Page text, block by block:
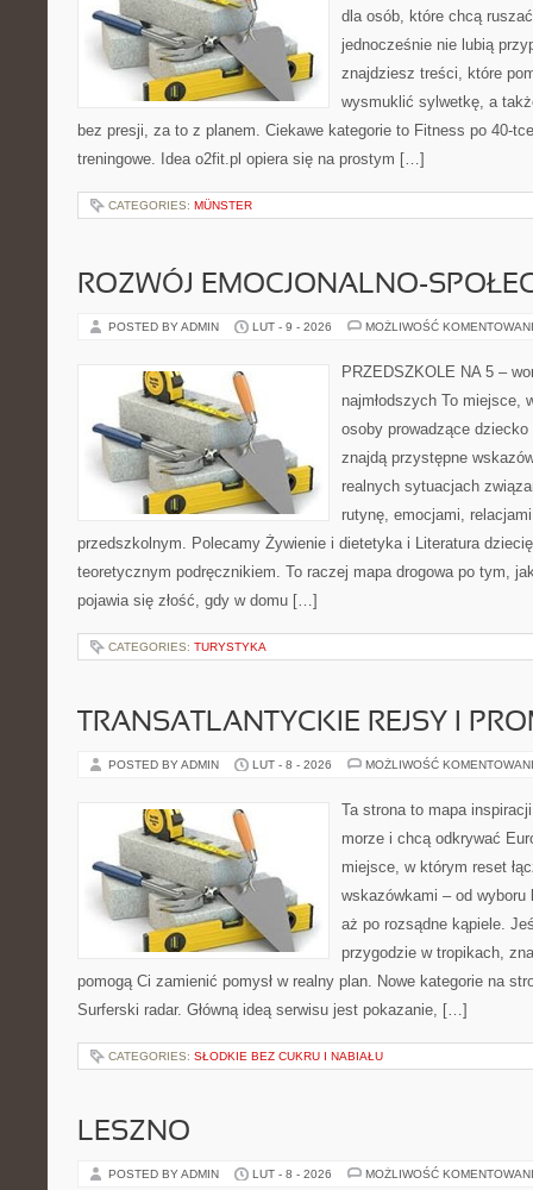
dla osób, które chcą
jednocześnie nie lubią
znajdziesz treści, które
wysmuklić sylwetkę, a
bez presji, za to z planem. Ciekawe kategorie to Fitness po 40-
treningowe. Idea o2fit.pl opiera się na prostym […]
CATEGORIES: MÜNSTER
ROZWÓJ EMOCJONALNO-
POSTED BY ADMIN LUT - 9 - 2026 MOŻLIWOŚĆ
PRZEDSZKOLE NA 5 –
najmłodszych To miejsce,
osoby prowadzące
znajdą przystępne
realnych sytuacjach
rutynę, emocjami,
przedszkolnym. Polecamy Żywienie i dietetyka i Literatura
teoretycznym podręcznikiem. To raczej mapa drogowa po tym,
pojawia się złość, gdy w domu […]
CATEGORIES: TURYSTYKA
TRANSATLANTYCKIE REJSY I
POSTED BY ADMIN LUT - 8 - 2026 MOŻLIWOŚĆ
Ta strona to mapa
morze i chcą odkrywać
miejsce, w którym reset
wskazówkami – od wyboru
aż po rozsądne kąpiele.
przygodzie w tropikach,
pomogą Ci zamienić pomysł w realny plan. Nowe kategorie na
Surferski radar. Główną ideą serwisu jest pokazanie, […]
CATEGORIES: SŁODKIE BEZ CUKRU I NABIAŁU
LESZNO
POSTED BY ADMIN LUT - 8 - 2026 MOŻLIWOŚĆ